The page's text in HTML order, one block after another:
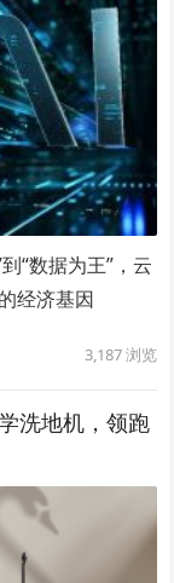
“数据为王”，云
经济基因
3,187浏览
洗地机，领跑